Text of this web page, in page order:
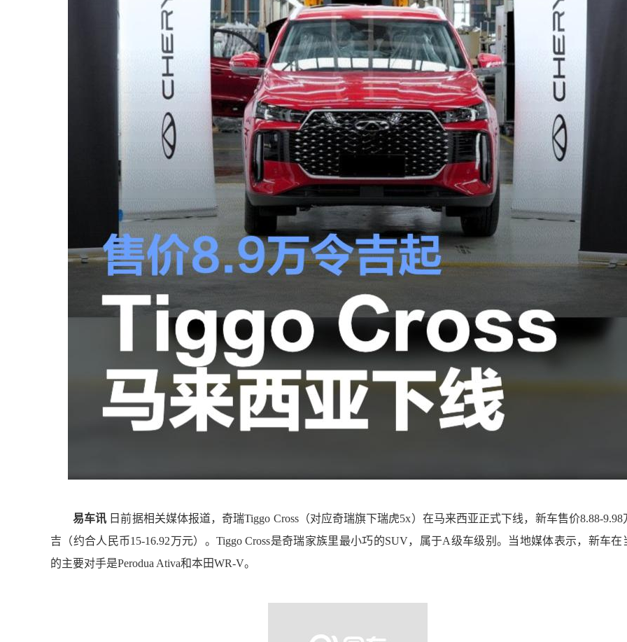
易车讯 日前据相关媒体报道，奇瑞Tiggo Cross（对应奇瑞旗下瑞虎5x） 在马来西亚正式下线，新车售价8.88-9.98
吉（约合人民币15-16.92万元）。Tiggo Cross是奇瑞家族里最小巧的SUV，属于A级车级别。当地媒体表示，新车在
的主要对手是Perodua Ativa和本田WR-V。